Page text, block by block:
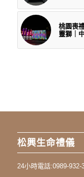
桃園喪
靈獅｜
松興生命禮儀
24小時電話:0989-932-